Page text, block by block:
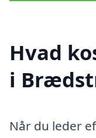
Hvad
i
Når du leder